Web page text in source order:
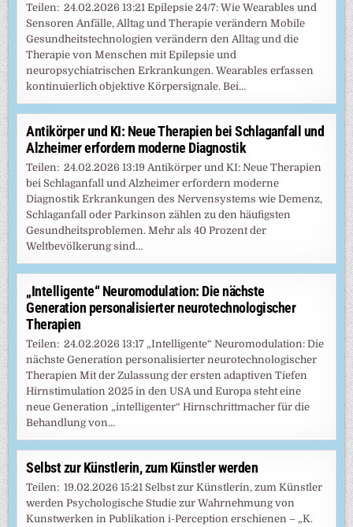
Teilen: 24.02.2026 13:21 Epilepsie 24/7: Wie Wearables und
Sensoren Anfälle, Alltag und Therapie verändern Mobile
Gesundheitstechnologien verändern den Alltag und die
Therapie von Menschen mit Epilepsie und
neuropsychiatrischen Erkrankungen. Wearables erfassen
kontinuierlich objektive Körpersignale. Bei…
Antikörper und KI: Neue Therapien bei Schlaganfall und
Alzheimer erfordern moderne Diagnostik
Teilen: 24.02.2026 13:19 Antikörper und KI: Neue Therapien
bei Schlaganfall und Alzheimer erfordern moderne
Diagnostik Erkrankungen des Nervensystems wie Demenz,
Schlaganfall oder Parkinson zählen zu den häufigsten
Gesundheitsproblemen. Mehr als 40 Prozent der
Weltbevölkerung sind…
„Intelligente“ Neuromodulation: Die nächste
Generation personalisierter neurotechnologischer
Therapien
Teilen: 24.02.2026 13:17 „Intelligente“ Neuromodulation: Die
nächste Generation personalisierter neurotechnologischer
Therapien Mit der Zulassung der ersten adaptiven Tiefen
Hirnstimulation 2025 in den USA und Europa steht eine
neue Generation „intelligenter“ Hirnschrittmacher für die
Behandlung von…
Selbst zur Künstlerin, zum Künstler werden
Teilen: 19.02.2026 15:21 Selbst zur Künstlerin, zum Künstler
werden Psychologische Studie zur Wahrnehmung von
Kunstwerken in Publikation i-Perception erschienen – „K.